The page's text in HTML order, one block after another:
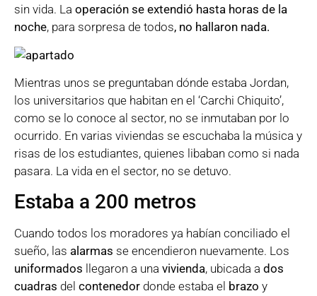
sin vida. La operación se extendió hasta horas de la
noche, para sorpresa de todos, no hallaron nada.
Mientras unos se preguntaban dónde estaba Jordan,
los universitarios que habitan en el ‘Carchi Chiquito’,
como se lo conoce al sector, no se inmutaban por lo
ocurrido. En varias viviendas se escuchaba la música y
risas de los estudiantes, quienes libaban como si nada
pasara. La vida en el sector, no se detuvo.
Estaba a 200 metros
Cuando todos los moradores ya habían conciliado el
sueño, las alarmas se encendieron nuevamente. Los
uniformados
llegaron a una vivienda, ubicada a dos
cuadras del contenedor donde estaba el brazo y